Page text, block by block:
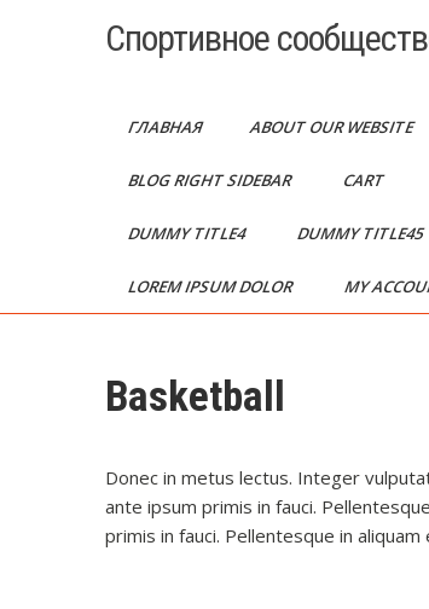
Спортивное
ГЛАВНАЯ ABOUT OUR WEBSITE
BLOG RIGHT SIDEBAR CART
DUMMY TITLE4 DUMMY TITLE45
LOREM IPSUM DOLOR MY
Basketball
Donec in metus lectus. Integer
ante ipsum primis in fauci.
primis in fauci. Pellentesque in